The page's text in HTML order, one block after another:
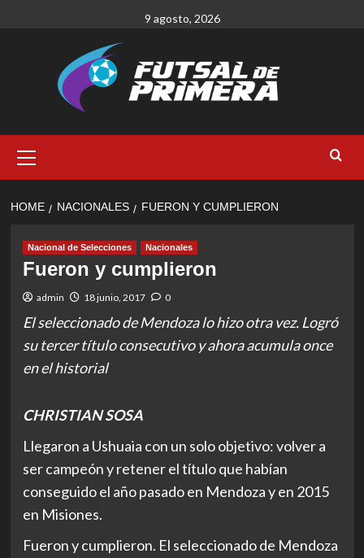
9 agosto, 2026
Menu
HOME NACIONALES FUERON Y CUMPLIERON
Nacional de Selecciones Nacionales
Fueron y cumplieron
admin 18 junio, 2017 0
El seleccionado de Mendoza lo hizo otra vez. Logró
su tercer título consecutivo y ahora acumula once
en el historial
CHRISTIAN SOSA
Llegaron a Ushuaia con un solo objetivo: volver a
ser campeón y retener el título que habían
conseguido el año pasado en Mendoza y en 2015
en Misiones.
Fueron y cumplieron. El seleccionado de Mendoza